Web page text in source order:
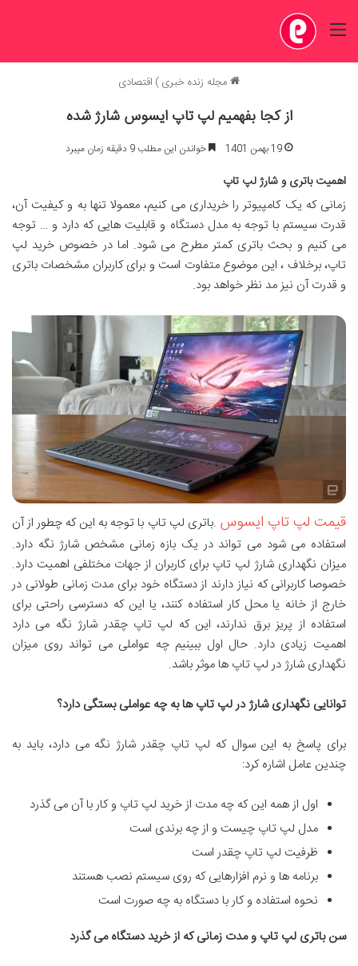
منو
مجله زنده خبری) اقتصادی
از کجا بفهمیم لپ تاپ ایسوس شارژ شده
19 بهمن 1401 خواندن این مطلب 9 دقیقه زمان میبرد
اهمیت باتری و شارژ لپ تاپ
زمانی که یک کامپیوتر را خریداری می کنیم، معمولا تنها به و کیفیت آن،
قدرت سیستم با توجه به مدل دستگاه و قابلیت هایی که دارد و … توجه
می کنیم و بحث باتری کمتر مطرح می شود. اما در خصوص خرید لپ
تاپ، برخلاف ، این موضوع متفاوت است و برای کاربران مشخصات باتری
و قدرت آن نیز مد نظر خواهد بود.
قیمت لپ تاپ ایسوس .باتری لپ تاپ با توجه به این که چطور از آن
استفاده می شود می تواند در یک بازه زمانی مشخص شارژ نگه دارد.
میزان نگهداری شارژ لپ تاپ برای کاربران از جهات مختلفی اهمیت دارد.
خصوصا کاربرانی که نیاز دارند از دستگاه خود برای مدت زمانی طولانی در
خارج از خانه یا محل کار استفاده کنند، یا این که دسترسی راحتی برای
استفاده از پریز برق ندارند، این که لپ تاپ چقدر شارژ نگه می دارد
اهمیت زیادی دارد. حال اول ببینیم چه عواملی می تواند روی میزان
نگهداری شارژ در لپ تاپ ها موثر باشد.
توانایی نگهداری شارژ در لپ تاپ ها به چه عواملی بستگی دارد؟
برای پاسخ به این سوال که لپ تاپ چقدر شارژ نگه می دارد، باید به
چندین عامل اشاره کرد:
اول از همه این که چه مدت از خرید لپ تاپ و کار با آن می گذرد
مدل لپ تاپ چیست و از چه برندی است
ظرفیت لپ تاپ چقدر است
برنامه ها و نرم افزارهایی که روی سیستم نصب هستند
نحوه استفاده و کار با دستگاه به چه صورت است
سن باتری لپ تاپ و مدت زمانی که از خرید دستگاه می گذرد